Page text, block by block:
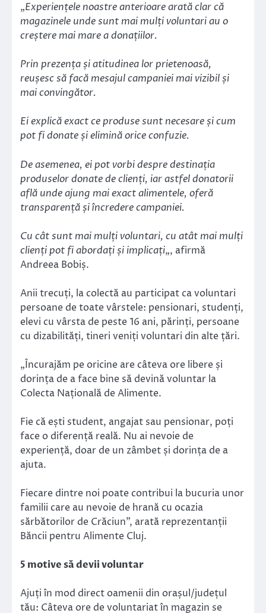
„Experiențele noastre anterioare arată clar că
magazinele unde sunt mai mulți voluntari au o
creștere mai mare a donațiilor.
Prin prezența și atitudinea lor prietenoasă,
reușesc să facă mesajul campaniei mai vizibil și
mai convingător.
Ei explică exact ce produse sunt necesare și cum
pot fi donate și elimină orice confuzie.
De asemenea, ei pot vorbi despre destinația
produselor donate de clienți, iar astfel donatorii
află unde ajung mai exact alimentele, oferă
transparență și încredere campaniei.
Cu cât sunt mai mulți voluntari, cu atât mai mulți
clienți pot fi abordați și implicați„, afirmă
Andreea Bobiș.
Anii trecuți, la colectă au participat ca voluntari
persoane de toate vârstele: pensionari, studenți,
elevi cu vârsta de peste 16 ani, părinți, persoane
cu dizabilități, tineri veniți voluntari din alte țări.
„Încurajăm pe oricine are câteva ore libere și
dorința de a face bine să devină voluntar la
Colecta Națională de Alimente.
Fie că ești student, angajat sau pensionar, poți
face o diferență reală. Nu ai nevoie de
experiență, doar de un zâmbet și dorința de a
ajuta.
Fiecare dintre noi poate contribui la bucuria unor
familii care au nevoie de hrană cu ocazia
sărbătorilor de Crăciun”, arată reprezentanții
Băncii pentru Alimente Cluj.
5 motive să devii voluntar
Ajuți în mod direct oamenii din orașul/județul
tău: Câteva ore de voluntariat în magazin se